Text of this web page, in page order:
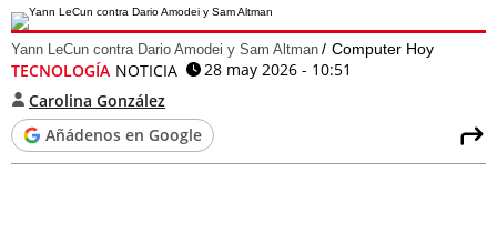
Yann LeCun contra Dario Amodei y Sam Altman Computer Hoy
TECNOLOGÍA NOTICIA
28 may 2026 - 10:51
Carolina González
Añádenos en Google